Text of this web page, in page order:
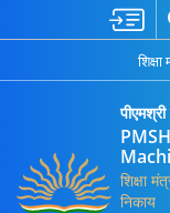
शिक्षा
निकाय